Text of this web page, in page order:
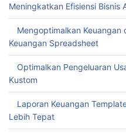
Meningkatkan Efisiensi Bisnis
Mengoptimalkan Keuangan
Keuangan Spreadsheet
Optimalkan Pengeluaran
Kustom
Laporan Keuangan
Lebih Tepat